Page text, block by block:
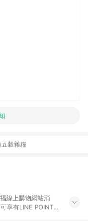
五穀雜糧
線上購物網站消
享有LINE POINTS